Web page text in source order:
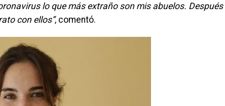
lo que más extraño son mis abuelos. Después
con ellos”, comentó.